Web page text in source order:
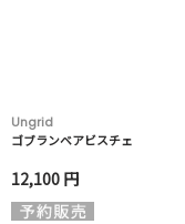
Ungrid
ゴブランベアビスチェ
12,100 円